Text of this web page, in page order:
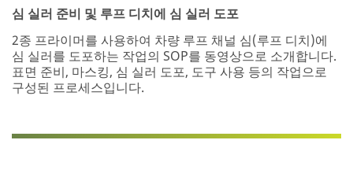
심 실러 준비 및 루프 디치에 심 실러 도포
2종 프라이머를 사용하여 차량 루프 채널 심(루프 디치)에
심 실러를 도포하는 작업의 SOP를 동영상으로 소개합니다.
표면 준비, 마스킹, 심 실러 도포, 도구 사용 등의 작업으로
구성된 프로세스입니다.